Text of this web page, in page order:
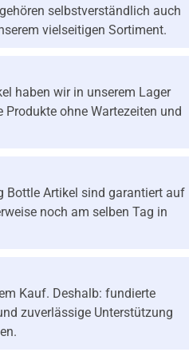
selbstverständlich auch
vielseitigen Sortiment.
haben wir in unserem Lager
ohne Wartezeiten und
Bottle Artikel sind garantiert auf
noch am selben Tag in
Kauf. Deshalb: fundierte
zuverlässige Unterstützung